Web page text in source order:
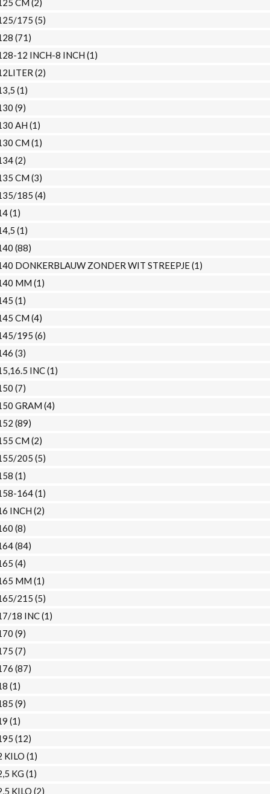
CM (2)
175 (5)
(71)
12 INCH-8 INCH (1)
(2)
(1)
(9)
AH (1)
CM (1)
(2)
CM (3)
185 (4)
(1)
(1)
(88)
DONKERBLAUW ZONDER WIT STREEPJE(1)
MM (1)
(1)
CM (4)
195 (6)
(3)
INC(1)
(7)
GRAM (4)
(89)
CM (2)
205 (5)
(1)
164(1)
INCH (2)
(8)
(84)
(4)
MM (1)
215 (5)
18 INC(1)
(9)
(7)
(87)
(1)
(9)
(1)
(12)
KILO (1)
KG (1)
KILO (2)